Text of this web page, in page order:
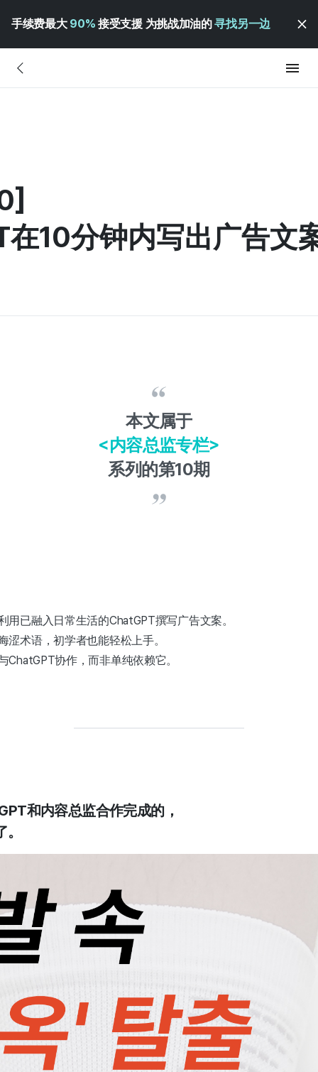
手续费最大 90% 接受支援 为挑战加油的寻找另一边
10分钟内写出广告文
本文属于
<内容总监专栏>
系列的第10期
用已融入日常生活的ChatGPT撰写广告文案。
涩术语，初学者也能轻松上手。
ChatGPT协作，而非单纯依赖它。
和内容总监合作完成的，